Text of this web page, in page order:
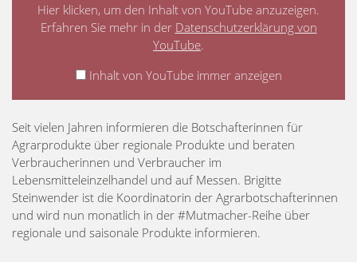
Hier klicken, um den Inhalt von YouTube anzuzeigen.
Erfahren Sie mehr in der Datenschutzerklärung von
YouTube.
Inhalt von YouTube immer anzeigen
Seit vielen Jahren informieren die Botschafterinnen für
Agrarprodukte über regionale Produkte und beraten
Verbraucherinnen und Verbraucher im
Lebensmitteleinzelhandel und auf Messen. Brigitte
Steinwender ist die Koordinatorin der Agrarbotschafterinnen
und wird nun monatlich in der #Mutmacher-Reihe über
regionale und saisonale Produkte informieren.